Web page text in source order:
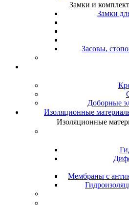
Замки и
Замки
Засовы,
Доборные
Изоляционные
Изоляционные
Мембраны с